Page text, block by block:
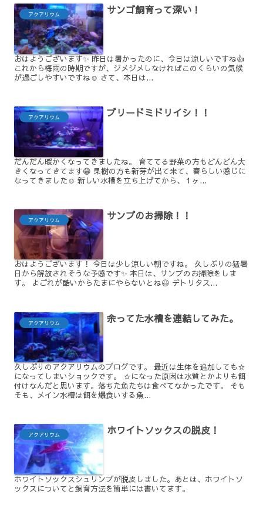
アクアリウム サンゴ飼育って深い！
おはようございます✨ 昨日は暑かったのに、今日は涼しいですね👍
これから梅雨の時期ですが、ジメジメしなければこのくらいの気候
が過ごしやすいですね☺️ さて、本日は...
アクアリウム ブリードミドリイシ！！
だんだん暖かくなってきましたね。 育ててる野菜の方もどんどん大
きくなってきてます😁 果樹の方も新芽が出て来て、春らしい感じに
なってきました☺️ 新しい水槽を立ち上げてから、１ヶ...
アクアリウム サンプのお掃除！！
おはようございます！ 今日は少し涼しい朝ですね。 久しぶりの猛暑
日から解放されそうな予感です✨ 本日は、サンプのお掃除をしま
す。 よごれが酷いからたまにやらないとね😃 デトリタス...
アクアリウム 余ってた水槽を連結してみた。
久しぶりのアクアリウムのブログです。 最近は生体を追加しても☆
になってしまいショックです。 ☆になった原因は水質とかよりも餌
付けなんだと思います。落ちた魚たちは食べてなかったです。 そも
そも、メイン水槽は餌を爆食いする魚...
アクアリウム ホワイトソックスの脱皮！
ホワイトソックスシュリンプが脱皮しました。あとは、ホワイトソ
ックスについてと飼育方法を簡単には書いてます。